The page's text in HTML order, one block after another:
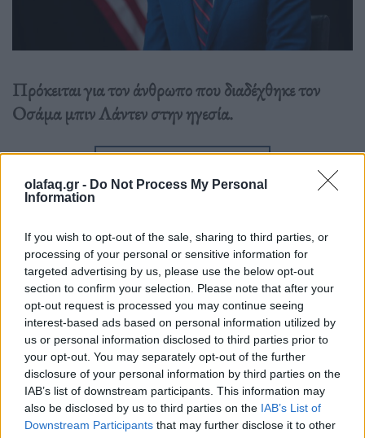
olafaq.gr - Do Not Process My Personal
Information
If you wish to opt-out of the sale, sharing to third parties, or
processing of your personal or sensitive information for
targeted advertising by us, please use the below opt-out
section to confirm your selection. Please note that after your
opt-out request is processed you may continue seeing
interest-based ads based on personal information utilized by
us or personal information disclosed to third parties prior to
your opt-out. You may separately opt-out of the further
disclosure of your personal information by third parties on the
IAB’s list of downstream participants. This information may
also be disclosed by us to third parties on the IAB’s List of
Downstream Participants that may further disclose it to other
Πρόκειται για τον άνθρωπο που διαδέχθηκε τον
Οσάμα μπιν Λάντεν στην ηγεσία.
Δημοσιεύθηκε σε Διεθνή Tagged Αλ Κάιντα, ΗΠΑ
Δείτε επίσης